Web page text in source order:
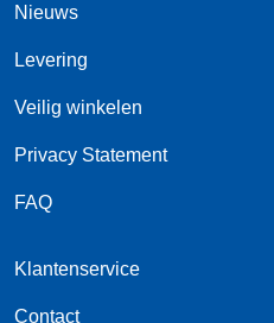
Nieuws
Levering
Veilig winkelen
Privacy Statement
FAQ
Klantenservice
Contact